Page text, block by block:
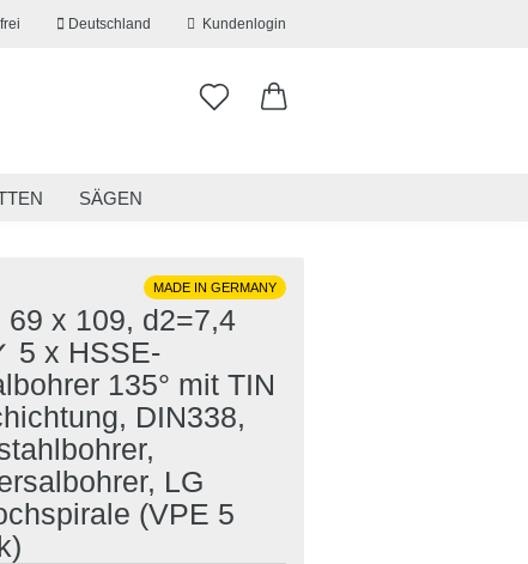
Deutschland Kundenlogin
vergessen?
SÄGEN
MADE IN GERMANY
69 x 109, d2=7,4
5 x HSSE-
135° mit TIN
DIN338,
LG
(VPE 5